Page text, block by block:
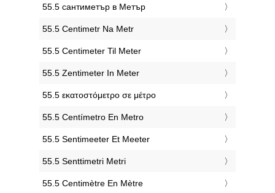
‎55.5 сантиметър в Метър
‎55.5 Centimetr Na Metr
‎55.5 Centimeter Til Meter
‎55.5 Zentimeter In Meter
‎55.5 εκατοστόμετρο σε μέτρο
‎55.5 Centímetro En Metro
‎55.5 Sentimeeter Et Meeter
‎55.5 Senttimetri Metri
‎55.5 Centimètre En Mètre